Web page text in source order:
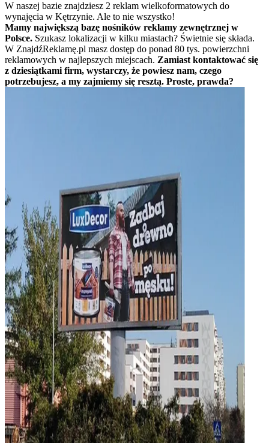
W naszej bazie znajdziesz 2 reklam wielkoformatowych do
wynajęcia w Kętrzynie. Ale to nie wszystko!
Mamy największą bazę nośników reklamy zewnętrznej w
Polsce. Szukasz lokalizacji w kilku miastach? Świetnie się składa.
W ZnajdźReklamę.pl masz dostęp do ponad 80 tys. powierzchni
reklamowych w najlepszych miejscach. Zamiast kontaktować się
z dziesiątkami firm, wystarczy, że powiesz nam, czego
potrzebujesz, a my zajmiemy się resztą. Proste, prawda?